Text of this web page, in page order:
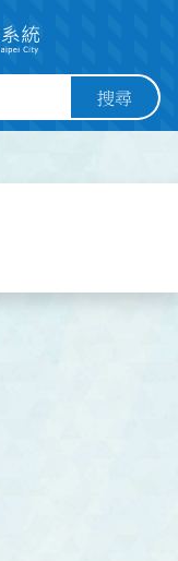
搜尋